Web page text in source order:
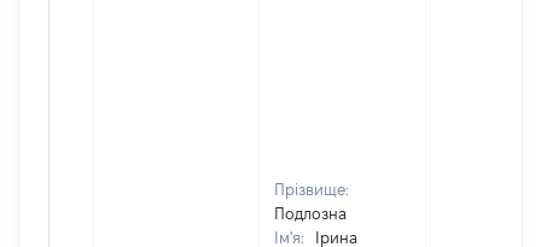
Прізвище:
Подлозна
Ім'я:
Ірина